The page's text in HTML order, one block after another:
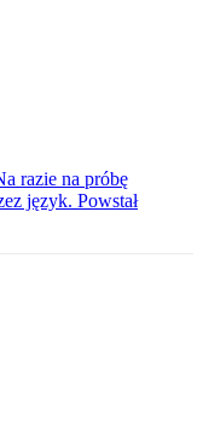
razie na próbę
język. Powstał